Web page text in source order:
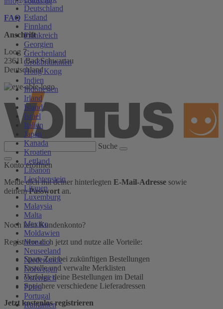
Deutschland
Estland
Finnland
Frankreich
Georgien
Griechenland
Großbritannien
Hong Kong
Indien
Indonesien
Irland
Island
Israel
Italien
Japan
Kanada
Kroatien
Lettland
Libanon
Liechtenstein
Litauen
Luxemburg
Malaysia
Malta
Mexiko
Moldawien
Monaco
Neuseeland
Niederlande
Norwegen
Österreich
Polen
Portugal
Rumänien
FAQ
Anschrift
Loog 7
23611 Bad Schwartau
Deutschland
Suche
Konto eröffnen
Melde dich mit deiner hinterlegten E-Mail-Adresse sowie
deinemPasswort an.
Noch kein Kundenkonto?
Registriere dich jetzt und nutze alle Vorteile:
Spare Zeit bei zukünftigen Bestellungen
Erstelle und verwalte Merklisten
Verfolge deine Bestellungen im Detail
Speichere verschiedene Lieferadressen
Jetzt kostenlos registrieren